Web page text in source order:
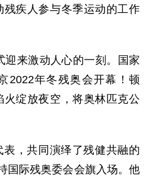
疾人参与冬季运动的工作
迎来激动人心的一刻。国家
2022年冬残奥会开幕！顿
绽放夜空，将奥林匹克公
，共同演绎了残健共融的
国际残奥委会会旗入场。他